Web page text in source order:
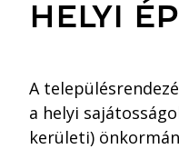
HELYI
A
a helyi
kerületi)